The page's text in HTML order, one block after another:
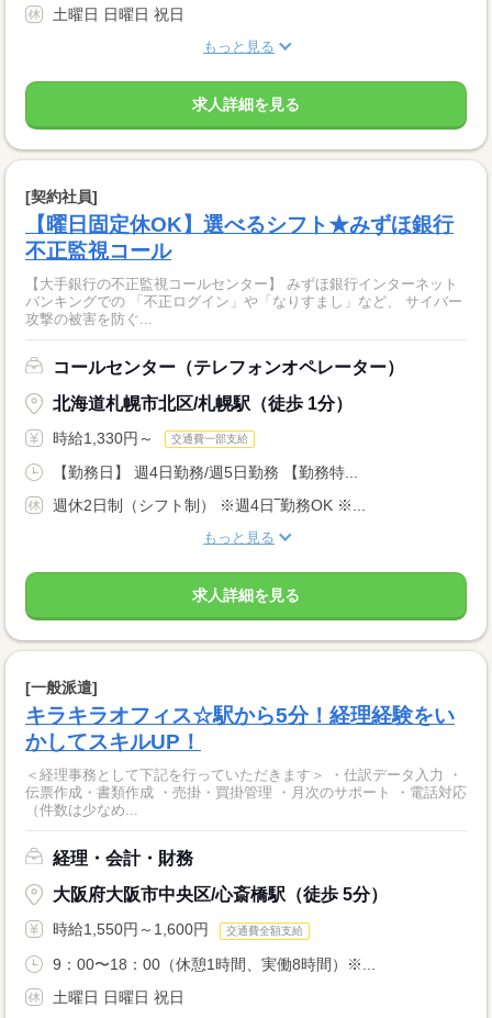
土曜日 日曜日 祝日
もっと見る
求人詳細を見る
[契約社員]
【曜日固定休OK】選べるシフト★みずほ銀行
不正監視コール
【大手銀行の不正監視コールセンター】 みずほ銀行インターネット
バンキングでの 「不正ログイン」や「なりすまし」など、 サイバー
攻撃の被害を防ぐ...
コールセンター（テレフォンオペレーター）
北海道札幌市北区/札幌駅（徒歩 1分）
時給1,330円～ 交通費一部支給
【勤務日】 週4日勤務/週5日勤務 【勤務特...
週休2日制（シフト制） ※週4日‾勤務OK ※...
もっと見る
求人詳細を見る
[一般派遣]
キラキラオフィス☆駅から5分！経理経験をい
かしてスキルUP！
＜経理事務として下記を行っていただきます＞ ・仕訳データ入力 ・
伝票作成・書類作成 ・売掛・買掛管理 ・月次のサポート ・電話対応
（件数は少なめ...
経理・会計・財務
大阪府大阪市中央区/心斎橋駅（徒歩 5分）
時給1,550円～1,600円 交通費全額支給
9：00〜18：00（休憩1時間、実働8時間）※...
土曜日 日曜日 祝日